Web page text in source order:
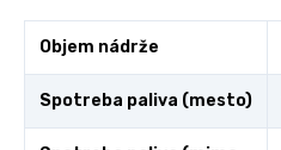
Objem nádrže
Spotreba paliva (mesto)